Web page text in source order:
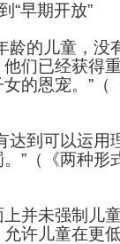
“早期开放”
龄的儿童，
他们已经获
的恩宠。”
到可以运用
”（《两种形
并未强制儿
许儿童在更